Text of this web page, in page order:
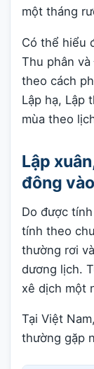
một tháng
Có thể hiểu
Thu phân
theo cách
Lập hạ, Lập
mùa theo
Lập
đông
Do được
tính theo
thường rơi
dương lịch.
xê dịch một
Tại Việt
thường gặp